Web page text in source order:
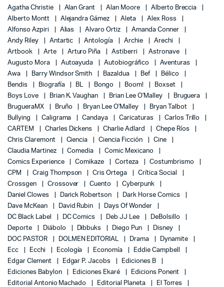
Agatha Christie
Alan Grant Alan Moore
Alberto Breccia
Alberto Montt
Alejandra Gámez Aleta
Alex Ross
Alfonso Azpiri
Alias Alvaro Ortiz
Amanda Conner
Andy Riley
Antartic Antología Archie
Arechi
Artbook
Arte Arturo Piña Astiberri
Astronave
Augusto Mora
Autoayuda Autobiográfico
Aventuras
Awa
Barry Windsor Smith Bazaldua Bef
Bélico
Bendis
Biografía BL Bongo Boom!
Boxset
Boys Love
Brian K. Vaughan Brian Lee O'Malley
Bruguera
BrugueraMX
Bruño Bryan Lee O'Malley
Bryan Talbot
Bullying
Caligrama Candaya Caricaturas
Carlos Trillo
CARTEM
Charles Dickens Charlie Adlard
Chepe Ríos
Chris Claremont
Ciencia Ciencia Ficción
Cine
Claudia Martinez
Comedia
Comic Mexicano
Comics Experience
Comikaze Corteza
Costumbrismo
CPM
Craig Thompson Cris Ortega
Crítica Social
Crossgen
Crossover Cuento
Cyberpunk
Daniel Clowes
Darick Robertson
Dark Horse Comics
Dave McKean
David Rubin
Days Of Wonder
DC Black Label
DC Comics Deb JJ Lee
DeBolsillo
Deporte
Diábolo Dibbuks Diego Pun
Disney
DOC PASTOR
DOLMEN EDITORIAL Drama
Dynamite
Ecc
Ecchi Ecología Economía
Eddie Campbell
Edgar Clement
Edgar P. Jacobs
Ediciones B
Ediciones Babylon
Ediciones Ekaré
Edicions Ponent
Editorial Antonio Machado
Editorial Planeta
El Torres